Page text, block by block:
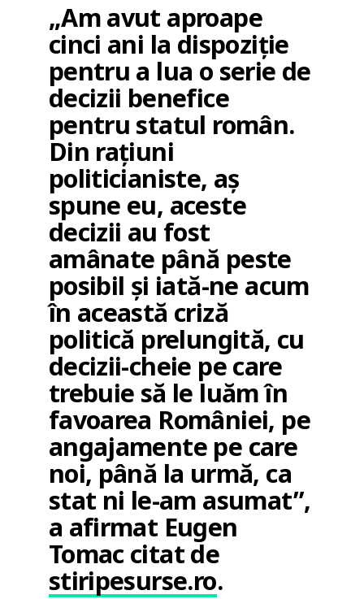
„Am avut aproape
cinci ani la dispoziție
pentru a lua o serie de
decizii benefice
pentru statul român.
Din rațiuni
politicianiste, aș
spune eu, aceste
decizii au fost
amânate până peste
posibil și iată-ne acum
în această criză
politică prelungită, cu
decizii-cheie pe care
trebuie să le luăm în
favoarea României, pe
angajamente pe care
noi, până la urmă, ca
stat ni le-am asumat”,
a afirmat Eugen
Tomac citat de
stiripesurse.ro.